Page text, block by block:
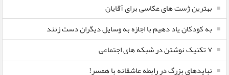
بهترین ژست های عکاسی برای آقایان
به کودکان یاد دهیم با اجازه به وسایل دیگران دست زنند
۷ تکنیک نوشتن در شبکه های اجتماعی
نبایدهای بزرگ در رابطه عاشقانه با همسر!